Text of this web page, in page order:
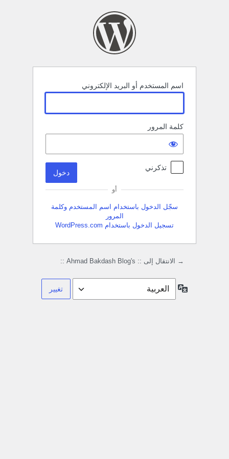
اسم المستخدم أو البريد الإلكتروني
كلمة المرور
تذكرني
أو
سجّل الدخول باستخدام اسم المستخدم وكلمة
المرور
تسجيل الدخول باستخدام WordPress.com
→ الانتقال إلى :: Ahmad Bakdash Blog's ::
اللغة